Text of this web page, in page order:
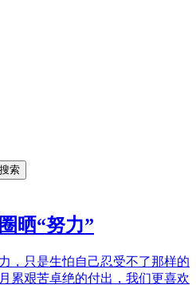
晒“努力”
，只是生怕自己忍受不了那样的
累艰苦卓绝的付出，我们更喜欢